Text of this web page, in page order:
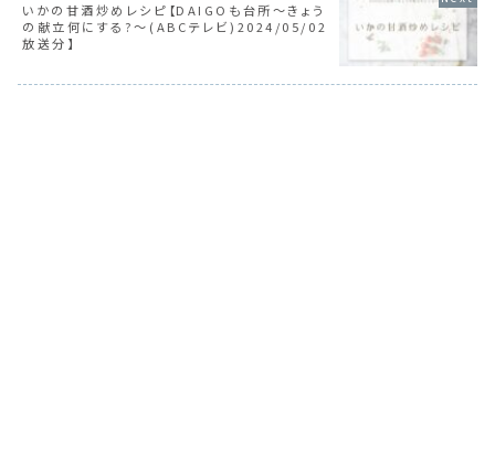
いかの甘酒炒めレシピ【DAIGOも台所～きょう
の献立何にする?～(ABCテレビ)2024/05/02
放送分】